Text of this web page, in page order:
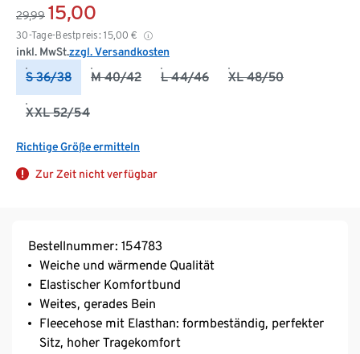
29,99 15,00
30-Tage-Bestpreis: 15,00 €
inkl. MwSt.zzgl. Versandkosten
S 36/38 M 40/42 L 44/46 XL 48/50
XXL 52/54
Richtige Größe ermitteln
Zur Zeit nicht verfügbar
Bestellnummer: 154783
Weiche und wärmende Qualität
Elastischer Komfortbund
Weites, gerades Bein
Fleecehose mit Elasthan: formbeständig, perfekter
Sitz, hoher Tragekomfort